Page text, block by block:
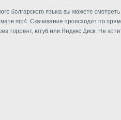
болгарского языка вы можете
mp4. Скачивание происходит по
торрент, ютуб или Яндекс Диск. Не